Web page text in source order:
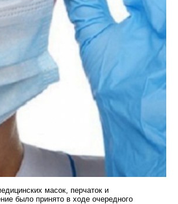
масок, перчаток и
было принято в ходе очередного